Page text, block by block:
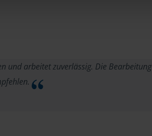
und arbeitet zuverlässig. Die